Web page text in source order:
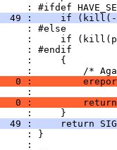
: #ifdef
49 :     if
: #else
:     if
: #endif
:     {
:         /*
0 :
:
0 :
:     }
49 :     return
: }
: